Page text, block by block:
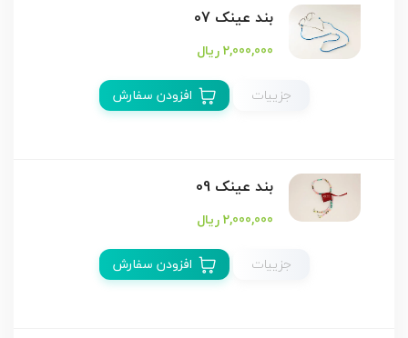
بند عینک 07
2,000,000 ریال
جزییات
افزودن سفارش
بند عینک 09
2,000,000 ریال
جزییات
افزودن سفارش